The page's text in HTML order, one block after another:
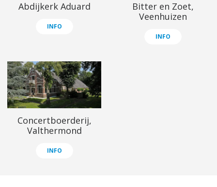
Abdijkerk Aduard
INFO
Bitter en Zoet,
Veenhuizen
INFO
Concertboerderij,
Valthermond
INFO